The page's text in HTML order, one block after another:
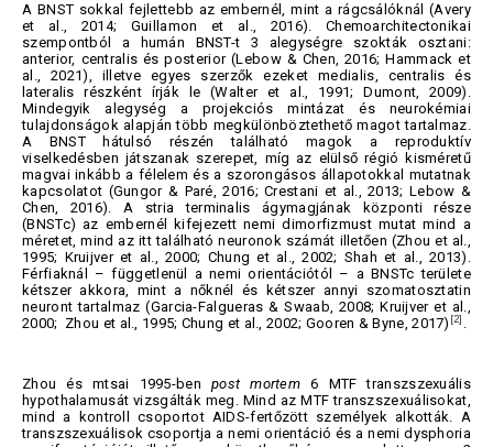
A BNST sokkal fejlettebb az embernél, mint a rágcsálóknál (Avery
et al., 2014; Guillamon et al., 2016). Chemoarchitectonikai
szempontból a humán BNST-t 3 alegységre szokták osztani:
anterior, centralis és posterior (Lebow & Chen, 2016; Hammack et
al., 2021), illetve egyes szerzők ezeket medialis, centralis és
lateralis részként írják le (Walter et al., 1991; Dumont, 2009).
Mindegyik alegység a projekciós mintázat és neurokémiai
tulajdonságok alapján több megkülönböztethető magot tartalmaz.
A BNST hátulsó részén található magok a reproduktív
viselkedésben játszanak szerepet, míg az elülső régió kisméretű
magvai inkább a félelem és a szorongásos állapotokkal mutatnak
kapcsolatot (Gungor & Paré, 2016; Crestani et al., 2013; Lebow &
Chen, 2016). A stria terminalis ágymagjának központi része
(BNSTc) az embernél kifejezett nemi dimorfizmust mutat mind a
méretet, mind az itt található neuronok számát illetően (Zhou et al.,
1995; Kruijver et al., 2000; Chung et al., 2002; Shah et al., 2013).
Férfiaknál – függetlenül a nemi orientációtól – a BNSTc területe
kétszer akkora, mint a nőknél és kétszer annyi szomatosztatin
neuront tartalmaz (Garcia-Falgueras & Swaab, 2008; Kruijver et al.,
2000; Zhou et al., 1995; Chung et al., 2002; Gooren & Byne, 2017) [2] .
Zhou és mtsai 1995-ben post mortem 6 MTF transzszexuális
hypothalamusát vizsgálták meg. Mind az MTF transzszexuálisokat,
mind a kontroll csoportot AIDS-fertőzött személyek alkották. A
transzszexuálisok csoportja a nemi orientáció és a nemi dysphoria